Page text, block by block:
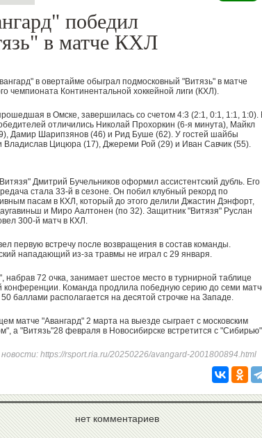
победил
в матче КХЛ
в овертайме обыграл подмосковный "Витязь" в матче
чемпионата Континентальной хоккейной лиги (КХЛ).
в Омске, завершилась со счетом 4:3 (2:1, 0:1, 1:1, 1:0).
отличились Николай Прохоркин (6-я минута), Майкл
Дамир Шарипзянов (46) и Рид Буше (62). У гостей шайбы
Владислав Цицюра (17), Джереми Рой (29) и Иван Савчик (55).
Дмитрий Бучельников оформил ассистентский дубль. Его
стала 33-й в сезоне. Он побил клубный рекорд по
пасам в КХЛ, который до этого делили Джастин Дэнфорт,
и Миро Аалтонен (по 32). Защитник "Витязя" Руслан
300-й матч в КХЛ.
первую встречу после возвращения в состав команды.
нападающий из-за травмы не играл с 29 января.
набрав 72 очка, занимает шестое место в турнирной таблице
конференции. Команда продлила победную серию до семи
50 баллами располагается на десятой строчке на Западе.
матче "Авангард" 2 марта на выезде сыграет с московским
а "Витязь"28 февраля в Новосибирске встретится с
https://rsport.ria.ru/20250226/avangard-2001800894.html
нет комментариев